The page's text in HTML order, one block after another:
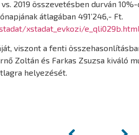
2019 összevetésben durván
átlagában 491’246,- Ft.
xstadat_evkozi/e_qli029b.html
viszont a fenti
Zoltán és Farkas Zsuzsa kiváló
helyezését.